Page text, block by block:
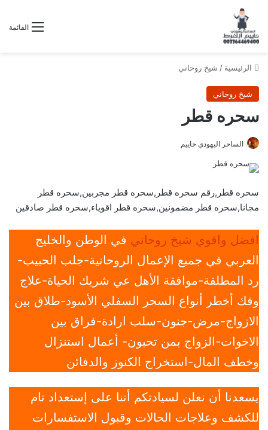
القائمة
الرئيسية / شيخ روحاني
شيخ روحاني
سحره قطر
الساحر اليهودي حاييم
سحره قطر,رقم سحره قطر,سحره قطر مجربين,سحره قطر
مجانا,سحره قطر مضمونين,سحره قطر اقوياء,سحره قطر صادقين
افضل واقوي شيخ روحاني في الوطن والخليج
العربي في جميع الإعمال الروحانية-جلب الحبيب-
رد المطلقة-موافقة الأهل عي شريك الحياة-علاج
وفك أخطر أنواع السحر السفلي الأسود-طلاق بين
الازواج-مرض-جنون-سلب ارادة-فراق بين
الاخوات-الزواج بمن تحبون- أعمال استنزال
وخطف المال-استخراج الكنوز والدفائن
يسعدنا أن نعلن لسيادتكم أننا على إستعداد تام
للكشف وعلاجات الحالات وقبول الاستفسارات